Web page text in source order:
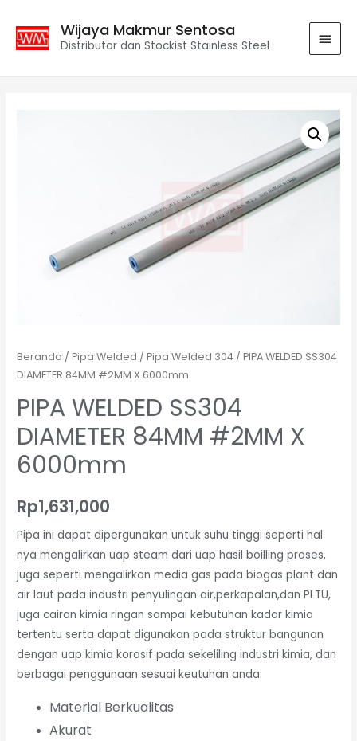
Wijaya Makmur Sentosa
Distributor dan Stockist Stainless Steel
Beranda /Pipa Welded /Pipa Welded 304 / PIPA WELDED SS304
DIAMETER 84MM #2MM X 6000mm
PIPA WELDED SS304
DIAMETER 84MM #2MM X
6000mm
Rp1,631,000
Pipa ini dapat dipergunakan untuk suhu tinggi seperti hal
nya mengalirkan uap steam dari uap hasil boilling proses,
juga seperti mengalirkan media gas pada biogas plant dan
air laut pada industri penyulingan air,perkapalan,dan PLTU,
juga cairan kimia ringan sampai kebutuhan kadar kimia
tertentu serta dapat digunakan pada struktur bangunan
dengan uap kimia korosif pada sekeliling industri kimia, dan
berbagai penggunaan sesuai keutuhan anda.
Material Berkualitas
Akurat